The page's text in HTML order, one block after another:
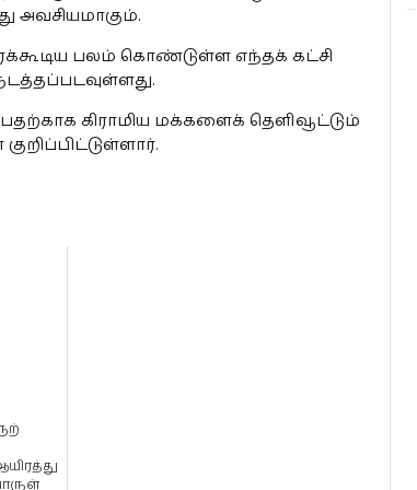
அவசியமாகும்.
பலம் கொண்டுள்ள எந்தக் கட்சி
கிராமிய மக்களைக் தெளிவூட்டும்